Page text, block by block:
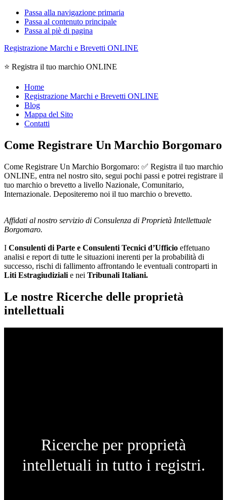
Passa alla navigazione primaria
Passa al contenuto principale
Passa al piè di pagina
Registrazione Marchi e Brevetti ONLINE
⭐ Registra il tuo marchio ONLINE
Home
Registrazione Marchi e Brevetti ONLINE
Blog
Mappa del Sito
Contatti
Come Registrare Un Marchio Borgomaro
Come Registrare Un Marchio Borgomaro: ✅ Registra il tuo marchio
ONLINE, entra nel nostro sito, segui pochi passi e potrei registrare il
tuo marchio o brevetto a livello Nazionale, Comunitario,
Internazionale. Depositeremo noi il tuo marchio o brevetto.
Affidati al nostro servizio di Consulenza di Proprietà Intellettuale
Borgomaro.
I Consulenti di Parte e Consulenti Tecnici d’Ufficio effetuano
analisi e report di tutte le situazioni inerenti per la probabilità di
successo, rischi di fallimento affrontando le eventuali controparti in
Liti Estragiudiziali e nei Tribunali Italiani.
Le nostre Ricerche delle proprietà
intellettuali
Ricerche per proprietà
intelletuali in tutto i registri.